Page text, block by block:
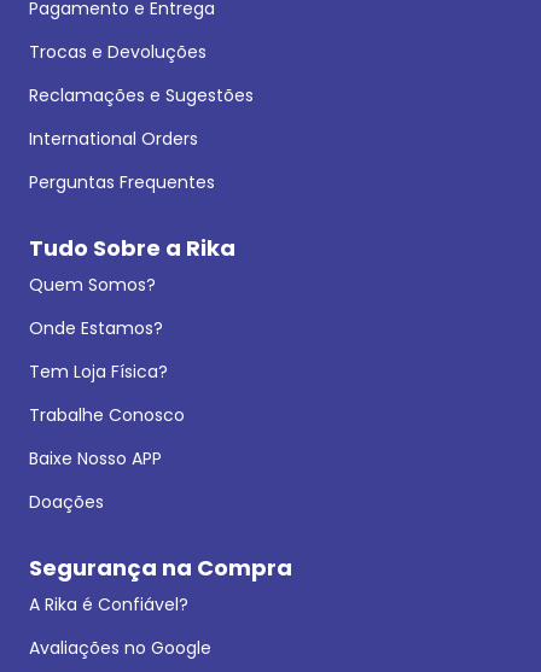
Pagamento e Entrega
Trocas e Devoluções
Reclamações e Sugestões
International Orders
Perguntas Frequentes
Tudo Sobre a Rika
Quem Somos?
Onde Estamos?
Tem Loja Física?
Trabalhe Conosco
Baixe Nosso APP
Doações
Segurança na Compra
A Rika é Confiável?
Avaliações no Google